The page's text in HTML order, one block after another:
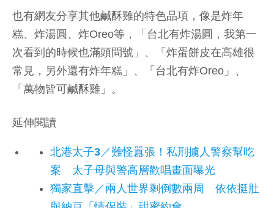
也有網友分享其他鹹酥雞的特色品項，像是炸年
糕、炸湯圓、炸Oreo等，「台北有炸湯圓，我第一
次看到的時候也滿頭問號」、「炸蛋餅皮在高雄很
常見，另外還有炸年糕」、「台北有炸Oreo」、
「萬物皆可鹹酥雞」。
延伸閱讀
北港太子3／難怪囂張！私刑擄人警察幫吃
案 太子母與警高層歡唱畫面曝光
獨家直擊／兩人世界剩倒數兩周 依依挺肚